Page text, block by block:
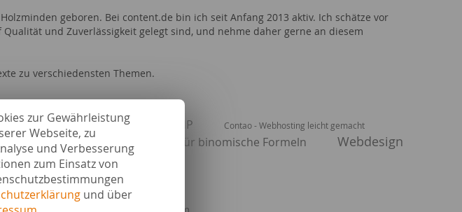
zur Gewährleistung
Webseite, zu
und Verbesserung
zum Einsatz von
und über
geboren. Bei content.de bin ich seit Anfang 2013 aktiv. Ich schätze vor
und Zuverlässigkeit gelegt sind, und nehme daher gerne an diesem
zu verschiedensten Themen.
Caches - Der Turbolader für PHP Contao - Webhosting leicht gemacht
Lösungswege für binomische Formeln
Webdesign